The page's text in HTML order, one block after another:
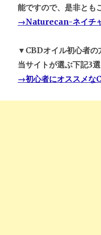
能ですので、是非とも
→Naturecan-ネイチ
▼CBDオイル初心者の
当サイトが選ぶ下記3選
→初心者にオススメな